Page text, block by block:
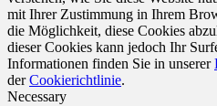
mit Ihrer Zustimmung in Ihrem
die Möglichkeit, diese Cookies
dieser Cookies kann jedoch Ihr
Informationen finden Sie in unserer
derCookierichtlinie.
Necessary